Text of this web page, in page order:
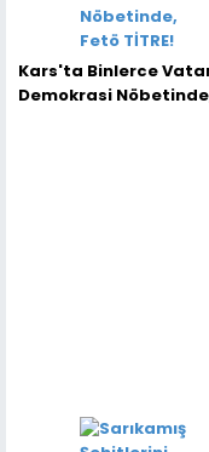
Kars'ta Binlerce
Demokrasi